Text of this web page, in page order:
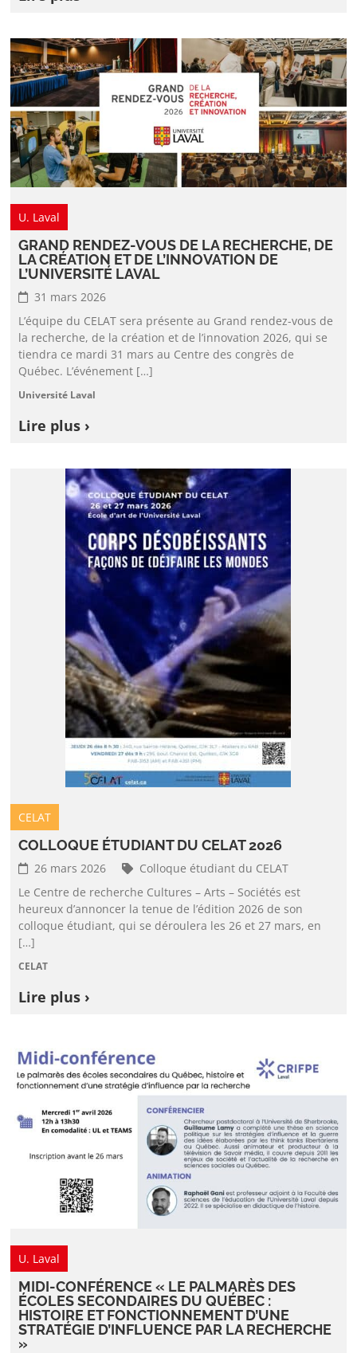
U. Laval
GRAND RENDEZ-VOUS DE LA RECHERCHE, DE
LA CRÉATION ET DE L’INNOVATION DE
L’UNIVERSITÉ LAVAL
31 mars 2026
L’équipe du CELAT sera présente au Grand rendez-vous de
la recherche, de la création et de l’innovation 2026, qui se
tiendra ce mardi 31 mars au Centre des congrès de
Québec. L’événement […]
Université Laval
Lire plus ›
CELAT
COLLOQUE ÉTUDIANT DU CELAT 2026
26 mars 2026
Colloque étudiant du CELAT
Le Centre de recherche Cultures – Arts – Sociétés est
heureux d’annoncer la tenue de l’édition 2026 de son
colloque étudiant, qui se déroulera les 26 et 27 mars, en
[…]
CELAT
Lire plus ›
U. Laval
MIDI-CONFÉRENCE « LE PALMARÈS DES
ÉCOLES SECONDAIRES DU QUÉBEC :
HISTOIRE ET FONCTIONNEMENT D’UNE
STRATÉGIE D’INFLUENCE PAR LA RECHERCHE
»